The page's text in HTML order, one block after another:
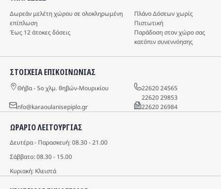
ΩΡΑΡΙΟ ΛΕΙΤΟΥΡΓΙΑΣ
Δευτέρα - Παρασκευή: 08.30 - 21.00
Σάββατο: 08.30 - 15.00
Κυριακή: Κλειστά
Δωρεάν μελέτη χώρου σε ολοκληρωμένη
επίπλωση
Πλάνο Δόσεων χωρίς
Πιστωτική
Έως 12 άτοκες δόσεις
Παράδοση στον χώρο σας
κατόπιν συνεννόησης
ΣΤΟΙΧΕΙΑ ΕΠΙΚΟΙΝΩΝΙΑΣ
Θήβα - 5o χλμ. θηβών-Μουρικίου
22620 24565
22620 29853
info@karaoulanisepiplo.gr
22620 26984